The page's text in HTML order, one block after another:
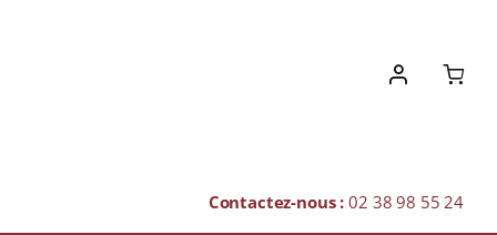
Contactez-nous :02 38 98 55 24